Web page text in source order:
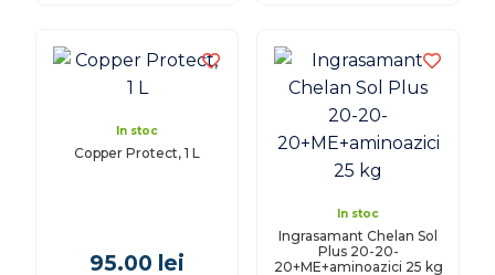
In stoc
Copper Protect, 1 L
95.00 lei
In stoc
Ingrasamant Chelan Sol
Plus 20-20-
20+ME+aminoazici 25 kg